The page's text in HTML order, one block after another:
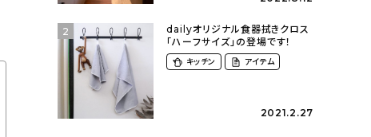
2
dailyオリジナル食器拭きクロス
「ハーフサイズ」の登場です！
キッチン アイテム
2021.2.27